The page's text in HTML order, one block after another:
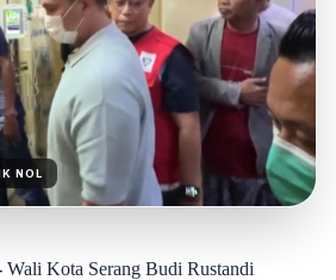
NOL
Wali Kota Serang Budi Rustandi